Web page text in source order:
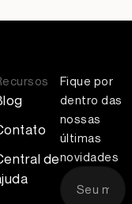
de
Fique por
dentro das
nossas
últimas
novidades